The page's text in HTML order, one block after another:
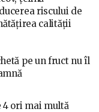
riscului de
calității
pe un fruct nu îl
4 ori mai multă